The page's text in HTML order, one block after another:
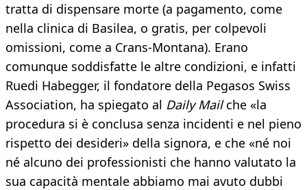
tratta di dispensare morte (a pagamento, come
nella clinica di Basilea, o gratis, per colpevoli
omissioni, come a Crans-Montana). Erano
comunque soddisfatte le altre condizioni, e infatti
Ruedi Habegger, il fondatore della Pegasos Swiss
Association, ha spiegato al Daily Mailche «la
procedura si è conclusa senza incidenti e nel pieno
rispetto dei desideri» della signora, e che «né noi
né alcuno dei professionisti che hanno valutato la
sua capacità mentale abbiamo mai avuto dubbi